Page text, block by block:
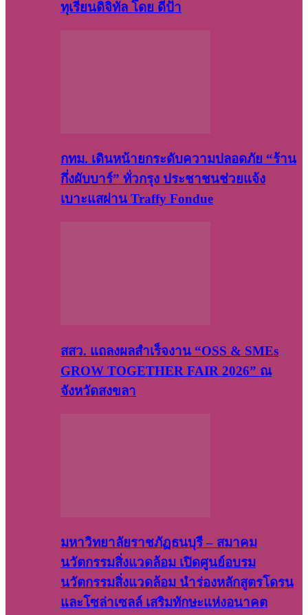
ทุเรียนดิจิทัล โดย ดีป้า
กทม. เดินหน้ายกระดับความปลอดภัย “ร้าน
กึ่งผับบาร์” ทั่วกรุง ประชาชนช่วยแจ้ง
เบาะแสผ่าน Traffy Fondue
สสว. แถลงผลสำเร็จงาน “OSS & SMEs
GROW TOGETHER FAIR 2026” ณ
จังหวัดสงขลา
มหาวิทยาลัยราชภัฏธนบุรี – สมาคม
นวัตกรรมสิ่งแวดล้อม เปิดศูนย์อบรม
นวัตกรรมสิ่งแวดล้อม นำร่องหลักสูตรโดรน
และโซล่าเซลล์ เสริมทักษะแห่งอนาคต